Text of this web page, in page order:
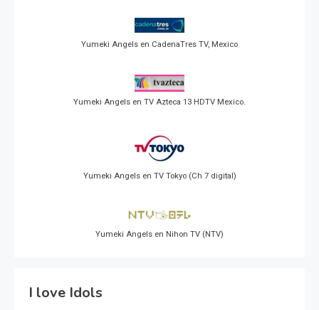
Yumeki Angels en CadenaTres TV, Mexico
Yumeki Angels en TV Azteca 13 HDTV Mexico.
Yumeki Angels en TV Tokyo (Ch 7 digital)
Yumeki Angels en Nihon TV (NTV)
I love Idols